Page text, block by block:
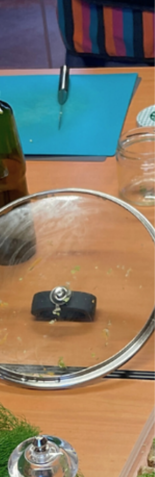
d’animations et d’échanges, c’est un
atelier de fabrication de produits
ménagers maison zéro déchet qui est
venu marquer la fin de cette belle
aventure locale.